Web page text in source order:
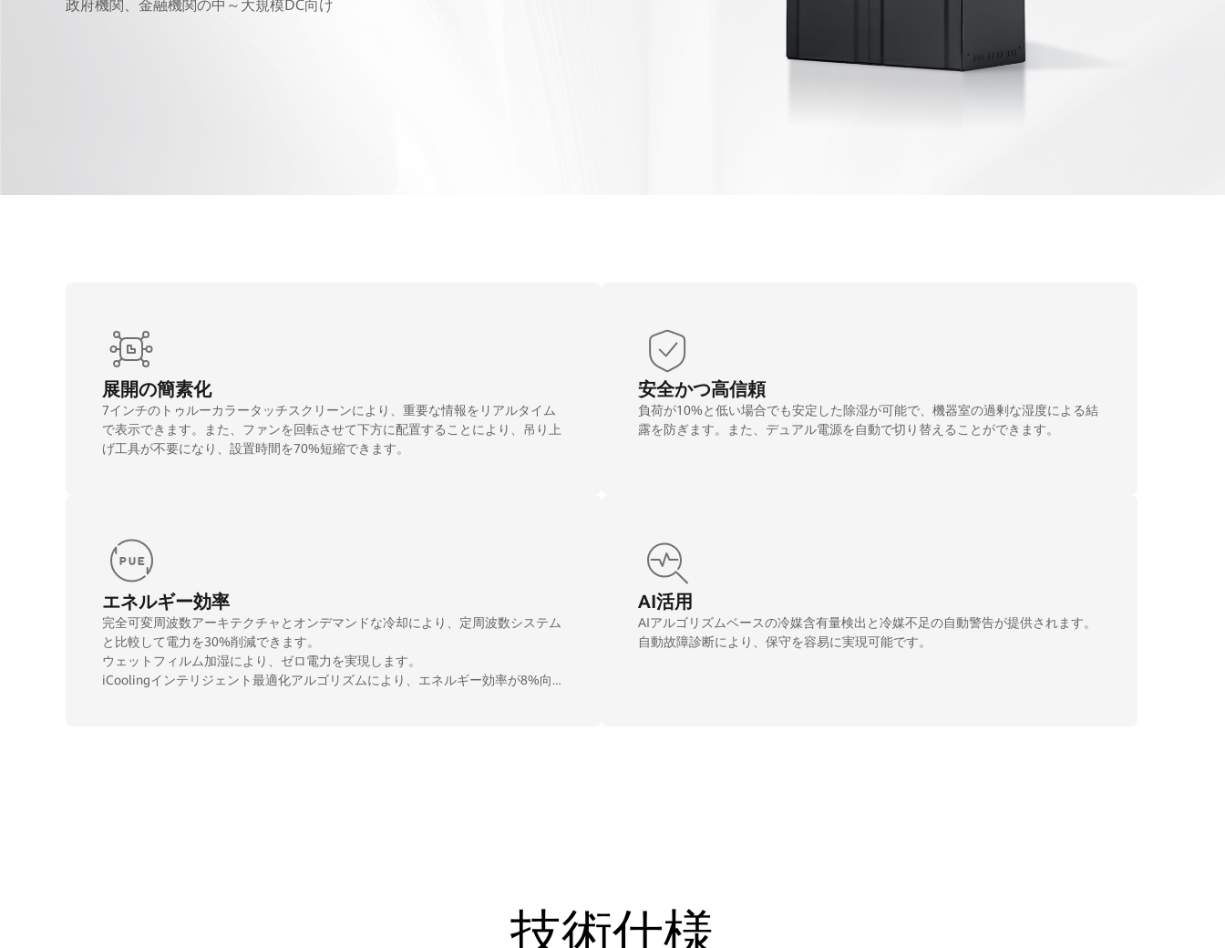
政府機関、金融機関の中～大規模DC向け
展開の簡素化
7インチのトゥルーカラータッチスクリーンにより、重要な情報をリアルタイム
で表示できます。また、ファンを回転させて下方に配置することにより、吊り上
げ工具が不要になり、設置時間を70%短縮できます。
安全かつ高信頼
負荷が10%と低い場合でも安定した除湿が可能で、機器室の過剰な湿度による結
露を防ぎます。また、デュアル電源を自動で切り替えることができます。
エネルギー効率
完全可変周波数アーキテクチャとオンデマンドな冷却により、定周波数システム
と比較して電力を30%削減できます。
ウェットフィルム加湿により、ゼロ電力を実現します。
iCoolingインテリジェント最適化アルゴリズムにより、エネルギー効率が8%向上
AI活用
AIアルゴリズムベースの冷媒含有量検出と冷媒不足の自動警告が提供されます。
自動故障診断により、保守を容易に実現可能です。
技術仕様